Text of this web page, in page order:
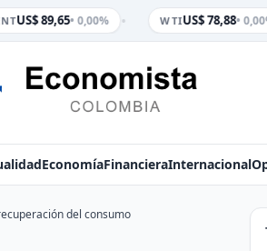
US$ 89,65• 0,00% WTIUS$ 78,88•
EconomíaFinancieraInternacional
del consumo